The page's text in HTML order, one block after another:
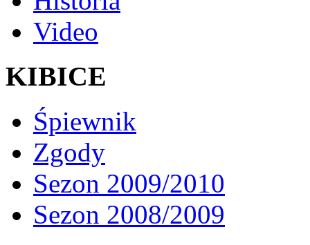
Video
KIBICE
Śpiewnik
Zgody
Sezon 2009/2010
Sezon 2008/2009